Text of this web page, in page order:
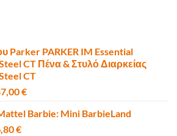
Parker PARKER IM Essential
CT Πένα & Στυλό Διαρκείας
CT
€.
€Η
τιμή
Barbie: Mini BarbieLand
€Η